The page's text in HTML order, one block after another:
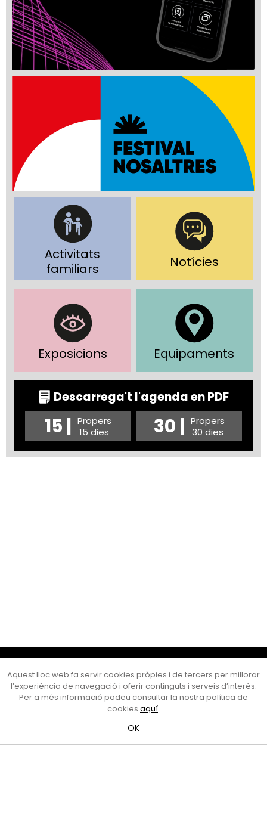
Activitats
familiars
Notícies
Exposicions Equipaments
Descarrega't l'agenda en PDF
15 | Propers
15 dies
30 | Propers
30 dies
Cultura Mataró
Ajuntament de Mataró
C. de Sant Josep, 9 (Mataró, 08302)
Horari d'obertura: dilluns, dimecres i divendres de 10 a 13 h.
al telèfon al 93 758 23 61
Bústia ciutadana
Aquest lloc web fa servir cookies pròpies i de tercers per millorar
l’experiència de navegació i oferir continguts i serveis d’interès.
Per a més informació podeu consultar la nostra política de
cookies aquí.
OK